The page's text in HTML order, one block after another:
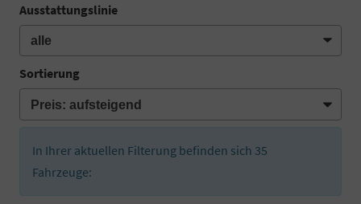
Ausstattungslinie
Sortierung
In Ihrer aktuellen Filterung befinden sich 35
Fahrzeuge: